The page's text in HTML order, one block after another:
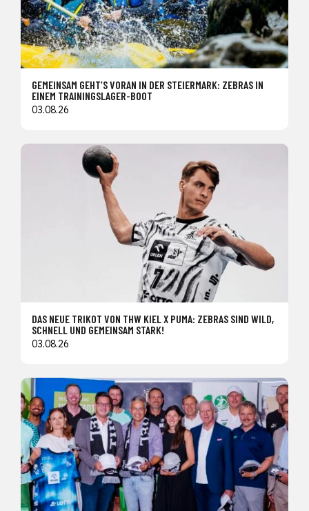
GEMEINSAM GEHT’S VORAN IN DER STEIERMARK: ZEBRAS IN
EINEM TRAININGSLAGER-BOOT
03.08.26
DAS NEUE TRIKOT VON THW KIEL X PUMA: ZEBRAS SIND WILD,
SCHNELL UND GEMEINSAM STARK!
03.08.26